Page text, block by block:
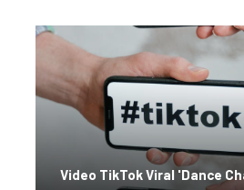
Video TikTok Viral 'Dance